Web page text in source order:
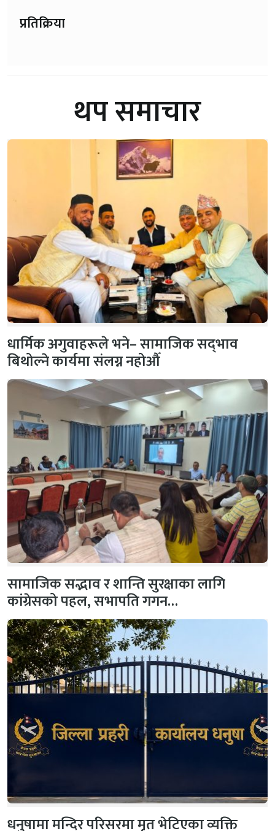
प्रतिक्रिया
थप समाचार
धार्मिक अगुवाहरूले भने– सामाजिक सद्‌भाव
बिथोल्ने कार्यमा संलग्न नहोऔँ
सामाजिक सद्भाव र शान्ति सुरक्षाका लागि
कांग्रेसको पहल, सभापति गगन…
धनुषामा मन्दिर परिसरमा मृत भेटिएका व्यक्ति